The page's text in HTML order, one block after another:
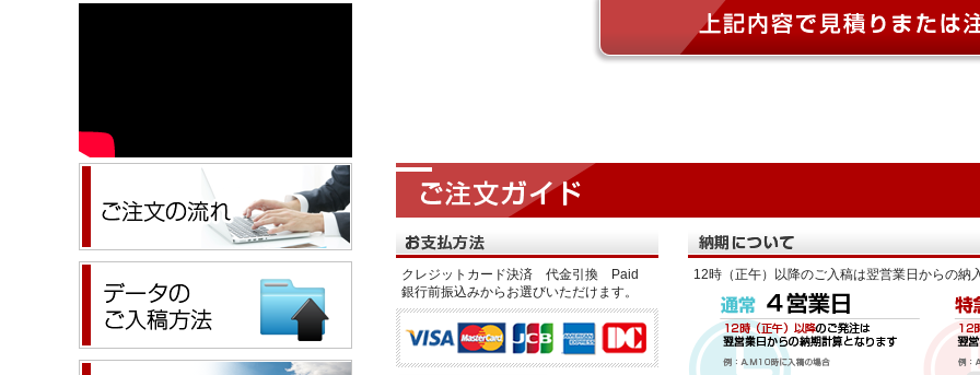
クレジットカード決済 代金引換 Paid
銀行前振込みからお選びいただけます。
12時（正午）以降のご入稿は翌営業日からの納